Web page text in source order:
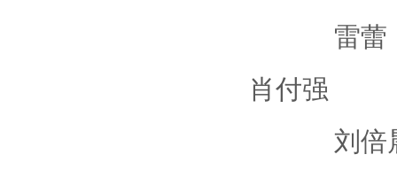
雷蕾 陈
肖付强
刘倍晨